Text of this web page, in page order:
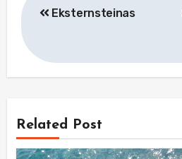
įrašų
Eksternsteinas
Related Post